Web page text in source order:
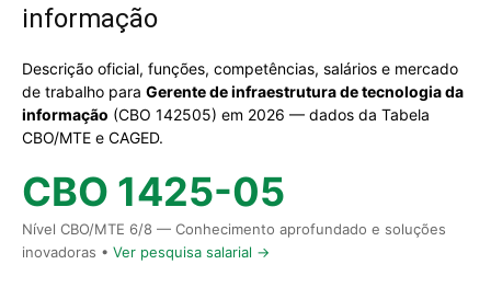
informação
Descrição oficial, funções, competências, salários e mercado
de trabalho para Gerente de infraestrutura de tecnologia da
informação (CBO 142505) em 2026 — dados da Tabela
CBO/MTE e CAGED.
CBO 1425-05
Nível CBO/MTE 6/8 — Conhecimento aprofundado e soluções
inovadoras • Ver pesquisa salarial →